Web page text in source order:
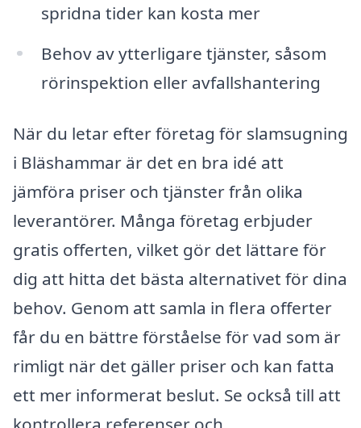
spridna tider kan kosta mer
Behov av ytterligare tjänster, såsom
rörinspektion eller avfallshantering
När du letar efter företag för slamsugning
i Bläshammar är det en bra idé att
jämföra priser och tjänster från olika
leverantörer. Många företag erbjuder
gratis offerten, vilket gör det lättare för
dig att hitta det bästa alternativet för dina
behov. Genom att samla in flera offerter
får du en bättre förståelse för vad som är
rimligt när det gäller priser och kan fatta
ett mer informerat beslut. Se också till att